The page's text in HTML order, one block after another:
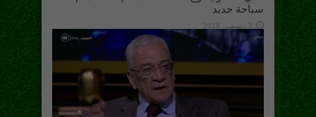
سباحة جديد
3 ديسمبر، 2018